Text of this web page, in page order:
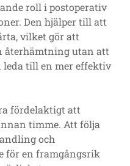
roll i postoperativ
Den hjälper till att
vilket gör att
återhämtning utan att
leda till en mer effektiv
fördelaktigt att
timme. Att följa
och
för en framgångsrik